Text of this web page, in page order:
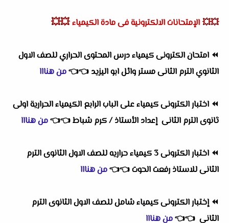
💥💥 الإمتحانات الالكترونية فى مادة الكيمياء 💥💥
⏪ امتحان الكترونى كيمياء درس المحتوى الحراري للصف الاول
الثانوي الترم الثانى مستر وائل ابو اليزيد 👈
👈من هنااا
⏪ اختبار الكترونى كيمياء على الباب الرابع الكيمياء الحرارية اولى
ثانوى الترم الثانى إعداد الأستاذ / كرم شباط👈
👈من هنااا
⏪
اختبار الكترونى 3 كيمياء حراريه للصف الاول الثانوى الترم
الثانى للاستاذ رفعت الحوت👈
👈من هنااا
⏪إختبار الكترونى كيمياء شامل للصف الاول الثانوى الترم
الثانى 👈
👈من هنااا